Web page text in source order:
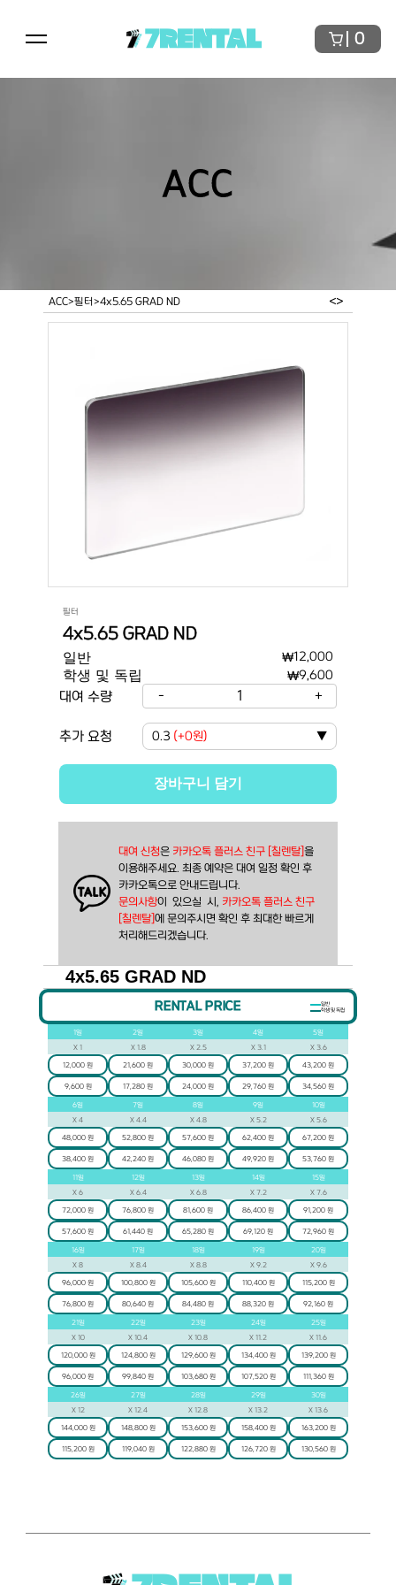
ACC
ACC>필터>4x5.65 GRAD ND <>
필터
4x5.65 GRAD ND
일반 ₩12,000
학생 및 독립 ₩9,600
대여 수량 - 1 +
추가 요청 0.3 (+0원) ▼
장바구니 담기
대여 신청은 카카오톡 플러스 친구 [칠렌탈] 을
이용해주세요. 최종 예약은 대여 일정 확인 후
카카오톡으로 안내드립니다.
문의사항이  있으실  시, 카카오톡 플러스 친구
[칠렌탈] 에 문의주시면 확인 후 최대한 빠르게
처리해드리겠습니다.
4x5.65 GRAD ND
RENTAL PRICE
일반
학생 및 독립
1일
X 1
2일
X 1.8
3일
X 2.5
4일
X 3.1
5일
X 3.6
12,000 원 21,600 원 30,000 원 37,200 원 43,200 원
9,600 원 17,280 원 24,000 원 29,760 원 34,560 원
6일
X 4
7일
X 4.4
8일
X 4.8
9일
X 5.2
10일
X 5.6
48,000 원 52,800 원 57,600 원 62,400 원 67,200 원
38,400 원 42,240 원 46,080 원 49,920 원 53,760 원
11일
X 6
12일
X 6.4
13일
X 6.8
14일
X 7.2
15일
X 7.6
72,000 원 76,800 원 81,600 원 86,400 원 91,200 원
57,600 원 61,440 원 65,280 원 69,120 원 72,960 원
16일
X 8
17일
X 8.4
18일
X 8.8
19일
X 9.2
20일
X 9.6
96,000 원 100,800 원 105,600 원 110,400 원 115,200 원
76,800 원 80,640 원 84,480 원 88,320 원 92,160 원
21일
X 10
22일
X 10.4
23일
X 10.8
24일
X 11.2
25일
X 11.6
120,000 원 124,800 원 129,600 원 134,400 원 139,200 원
96,000 원 99,840 원 103,680 원 107,520 원 111,360 원
26일
X 12
27일
X 12.4
28일
X 12.8
29일
X 13.2
30일
X 13.6
144,000 원 148,800 원 153,600 원 158,400 원 163,200 원
115,200 원 119,040 원 122,880 원 126,720 원 130,560 원
7RENTAL 0